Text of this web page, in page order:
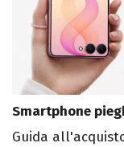
Smartphone
Guida